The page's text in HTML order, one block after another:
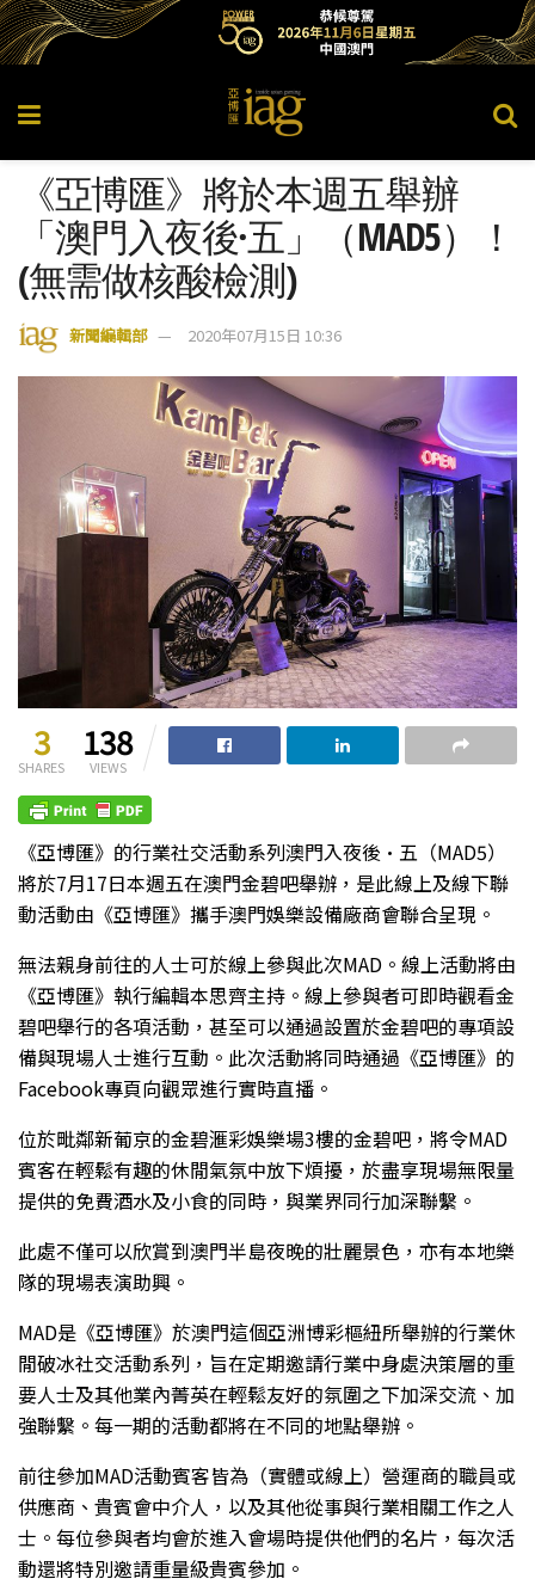
《亞博匯》將於本週五舉辦
「澳門入夜後·五」（MAD5）！
(無需做核酸檢測)
新聞編輯部 2020年07月15日 10:36
3
SHARES
138
VIEWS
《亞博匯》的行業社交活動系列澳門入夜後·五（MAD5）
將於7月17日本週五在澳門金碧吧舉辦，是此線上及線下聯
動活動由《亞博匯》攜手澳門娛樂設備廠商會聯合呈現。
無法親身前往的人士可於線上參與此次MAD。線上活動將由
《亞博匯》執行編輯本思齊主持。線上參與者可即時觀看金
碧吧舉行的各項活動，甚至可以通過設置於金碧吧的專項設
備與現場人士進行互動。此次活動將同時通過《亞博匯》的
Facebook專頁向觀眾進行實時直播。
位於毗鄰新葡京的金碧滙彩娛樂場3樓的金碧吧，將令MAD
賓客在輕鬆有趣的休閒氣氛中放下煩擾，於盡享現場無限量
提供的免費酒水及小食的同時，與業界同行加深聯繫。
此處不僅可以欣賞到澳門半島夜晚的壯麗景色，亦有本地樂
隊的現場表演助興。
MAD是《亞博匯》於澳門這個亞洲博彩樞紐所舉辦的行業休
閒破冰社交活動系列，旨在定期邀請行業中身處決策層的重
要人士及其他業內菁英在輕鬆友好的氛圍之下加深交流、加
強聯繫。每一期的活動都將在不同的地點舉辦。
前往參加MAD活動賓客皆為（實體或線上）營運商的職員或
供應商、貴賓會中介人，以及其他從事與行業相關工作之人
士。每位參與者均會於進入會場時提供他們的名片，每次活
動還將特別邀請重量級貴賓參加。